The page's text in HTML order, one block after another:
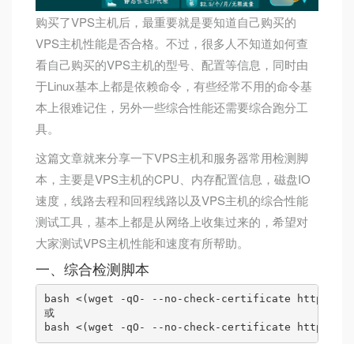
购买了VPS主机后，最重要就是要知道自己购买的
VPS主机性能是否合格。不过，很多人不知道如何查
看自己购买的VPS主机的型号、配置等信息，同时由
于Linux基本上都是依赖命令，有些经常不用的命令基
本上很难记住，另外一些综合性能还需要综合跑分工
具。
这篇文章就来分享一下VPS主机和服务器常用检测脚
本，主要是VPS主机的CPU、内存配置信息，磁盘IO
速度，线路去程和回程线路以及VPS主机的综合性能
测试工具，基本上都是从网络上收集过来的，希望对
大家测试VPS主机性能和速度有所帮助。
一、综合检测脚本
bash <(wget -qO- --no-check-certificate
或
bash <(wget -qO- --no-check-certificate https://